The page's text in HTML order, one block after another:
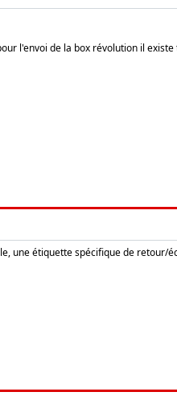
l'envoi de la box révolution il
une étiquette spécifique de retour/